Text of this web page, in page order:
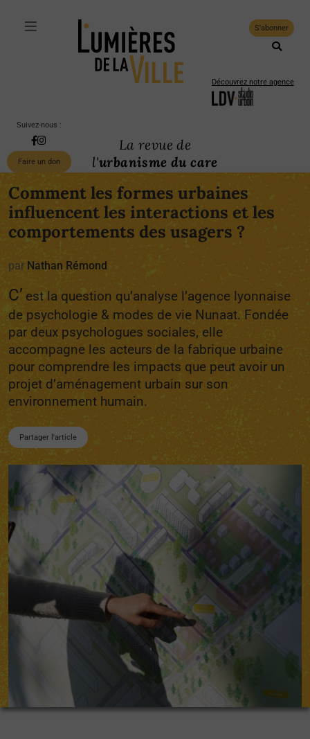
S'abonner
Découvrez notre agence
Suivez-nous :
Faire un don
La revue de
l'urbanisme du care
Comment les formes urbaines
influencent les interactions et les
comportements des usagers ?
par Nathan Rémond
C’ est la question qu’analyse l’agence lyonnaise
de psychologie & modes de vie Nunaat. Fondée
par deux psychologues sociales, elle
accompagne les acteurs de la fabrique urbaine
pour comprendre les impacts que peut avoir un
projet d’aménagement urbain sur son
environnement humain.
Partager l'article